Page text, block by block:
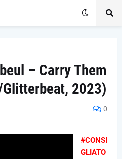
– Carry Them
2023)
0
#CONSI
GLIATO